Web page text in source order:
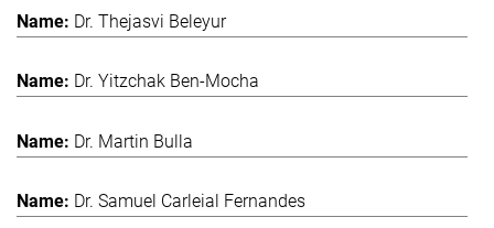
Dr. Thejasvi Beleyur
Dr. Yitzchak Ben-Mocha
Dr. Martin Bulla
Dr. Samuel Carleial Fernandes